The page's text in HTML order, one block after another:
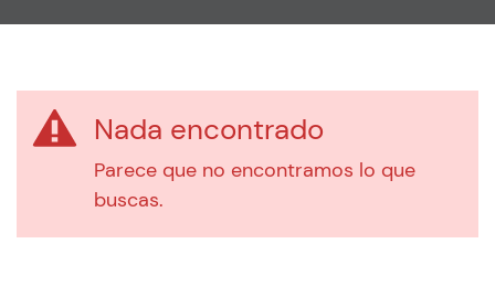
Nada encontrado
Parece que no encontramos lo que
buscas.